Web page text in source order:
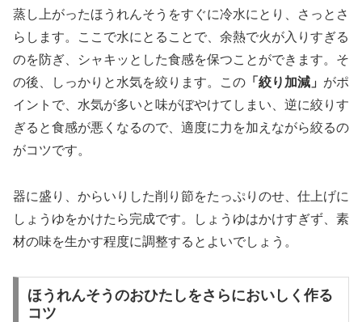
蒸し上がったほうれんそうをすぐに冷水にとり、さっとさ
らします。ここで水にとることで、余熱で火が入りすぎる
のを防ぎ、シャキッとした食感を保つことができます。そ
の後、しっかりと水気を絞ります。この 「絞り加減」 がポ
イントで、水気が多いと味がぼやけてしまい、逆に絞りす
ぎると食感が悪くなるので、適度に力を加えながら絞るの
がコツです。
器に盛り、からいりした削り節をたっぷりのせ、仕上げに
しょうゆをかけたら完成です。しょうゆはかけすぎず、素
材の味を生かす程度に調整するとよいでしょう。
ほうれんそうのおひたしをさらにおいしく作る
コツ